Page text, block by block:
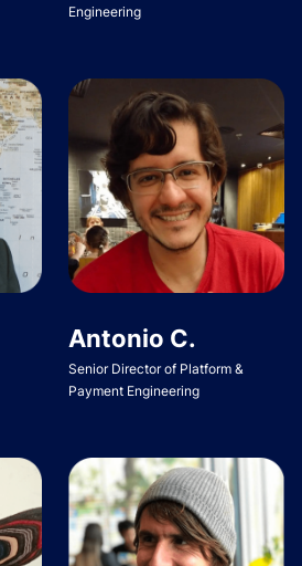
Engineering
Antonio C.
Senior Director of Platform &
Payment Engineering